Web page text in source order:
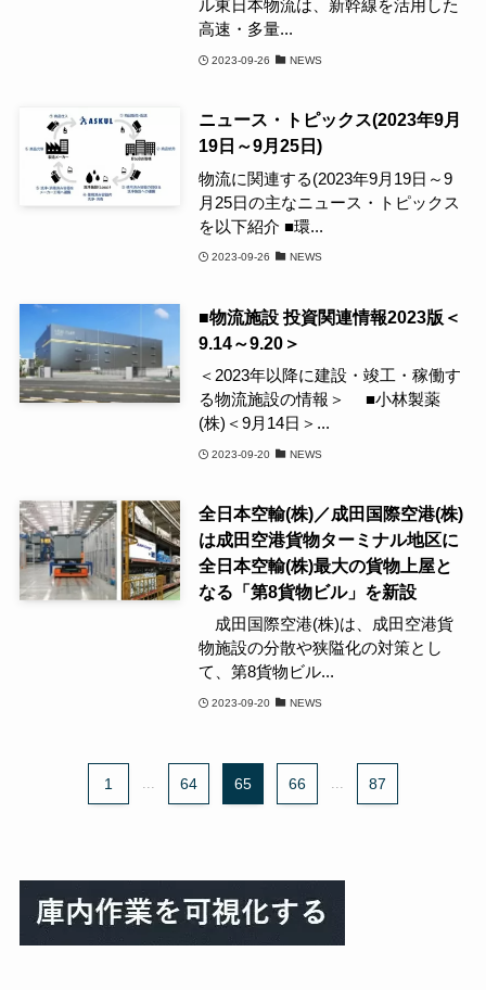
ル東日本物流は、新幹線を活用した
高速・多量...
2023-09-26 NEWS
ニュース・トピックス(2023年9月
19日～9月25日)
物流に関連する(2023年9月19日～9
月25日の主なニュース・トピックス
を以下紹介 ■環...
2023-09-26 NEWS
■物流施設 投資関連情報2023版＜
9.14～9.20＞
＜2023年以降に建設・竣工・稼働す
る物流施設の情報＞ ■小林製薬
(株)＜9月14日＞...
2023-09-20 NEWS
全日本空輸(株)／成田国際空港(株)
は成田空港貨物ターミナル地区に
全日本空輸(株)最大の貨物上屋と
なる「第8貨物ビル」を新設
成田国際空港(株)は、成田空港貨
物施設の分散や狭隘化の対策とし
て、第8貨物ビル...
2023-09-20 NEWS
1 64 65 66 87